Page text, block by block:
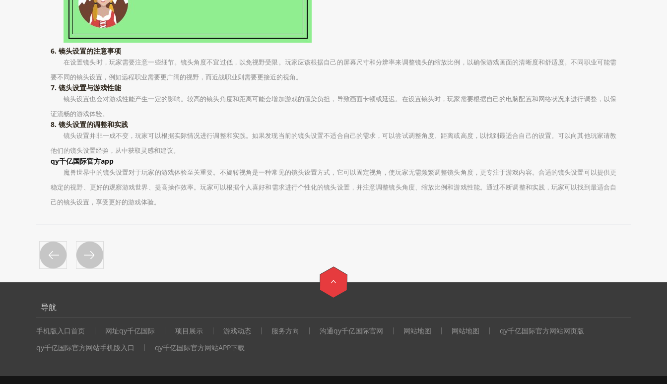
6. 镜头设置的注意事项
在设置镜头时，玩家需要注意一些细节。镜头角度不宜过低，以免视野受限。玩家应该根据自己的屏幕尺寸和分辨率来调整镜头的缩放比例，以确保游戏画面的清晰度和舒适度。不同职业可能需
要不同的镜头设置，例如远程职业需要更广阔的视野，而近战职业则需要更接近的视角。
7. 镜头设置与游戏性能
镜头设置也会对游戏性能产生一定的影响。较高的镜头角度和距离可能会增加游戏的渲染负担，导致画面卡顿或延迟。在设置镜头时，玩家需要根据自己的电脑配置和网络状况来进行调整，以保
证流畅的游戏体验。
8. 镜头设置的调整和实践
镜头设置并非一成不变，玩家可以根据实际情况进行调整和实践。如果发现当前的镜头设置不适合自己的需求，可以尝试调整角度、距离或高度，以找到最适合自己的设置。可以向其他玩家请教
他们的镜头设置经验，从中获取灵感和建议。
qy千亿国际官方app
魔兽世界中的镜头设置对于玩家的游戏体验至关重要。不旋转视角是一种常见的镜头设置方式，它可以固定视角，使玩家无需频繁调整镜头角度，更专注于游戏内容。合适的镜头设置可以提供更
稳定的视野、更好的观察游戏世界、提高操作效率。玩家可以根据个人喜好和需求进行个性化的镜头设置，并注意调整镜头角度、缩放比例和游戏性能。通过不断调整和实践，玩家可以找到最适合自
己的镜头设置，享受更好的游戏体验。
导航
手机版入口首页 网址qy千亿国际 项目展示 游戏动态 服务方向 沟通qy千亿国际官网 网站地图 网站地图
qy千亿国际官方网站网页版
qy千亿国际官方网站手机版入口
qy千亿国际官方网站APP下载